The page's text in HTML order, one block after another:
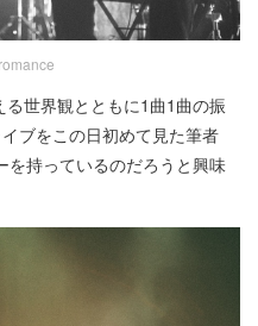
世界観とともに1曲1曲の振
ブをこの日初めて見た筆者
を持っているのだろうと興味